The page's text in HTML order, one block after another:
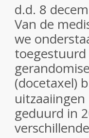
d.d. 8
Van de
we
(docetaxel)
geduurd in